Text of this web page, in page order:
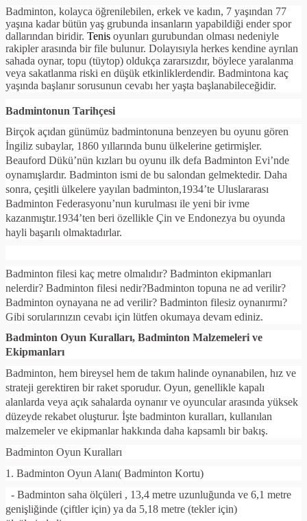
Badminton, kolayca öğrenilebilen, erkek ve kadın, 7 yaşından 77
yaşına kadar bütün yaş grubunda insanların yapabildiği ender spor
dallarından biridir. Tenis oyunları gurubundan olması nedeniyle
rakipler arasında bir file bulunur. Dolayısıyla herkes kendine ayrılan
sahada oynar, topu (tüytop) oldukça zararsızdır, böylece yaralanma
veya sakatlanma riski en düşük etkinliklerdendir. Badmintona kaç
yaşında başlanır sorusunun cevabı her yaşta başlanabileceğidir.
Badmintonun Tarihçesi
Birçok açıdan günümüz badmintonuna benzeyen bu oyunu gören
İngiliz subaylar, 1860 yıllarında bunu ülkelerine getirmişler.
Beauford Dükü’nün kızları bu oyunu ilk defa Badminton Evi’nde
oynamışlardır. Badminton ismi de bu salondan gelmektedir. Daha
sonra, çeşitli ülkelere yayılan badminton,1934’te Uluslararası
Badminton Federasyonu’nun kurulması ile yeni bir ivme
kazanmıştır.1934’ten beri özellikle Çin ve Endonezya bu oyunda
hayli başarılı olmaktadırlar.
Badminton filesi kaç metre olmalıdır? Badminton ekipmanları
nelerdir? Badminton filesi nedir?Badminton topuna ne ad verilir?
Badminton oynayana ne ad verilir? Badminton filesiz oynanırmı?
Gibi sorularınızın cevabı için lütfen okumaya devam ediniz.
Badminton Oyun Kuralları, Badminton Malzemeleri ve
Ekipmanları
Badminton, hem bireysel hem de takım halinde oynanabilen, hız ve
strateji gerektiren bir raket sporudur. Oyun, genellikle kapalı
alanlarda veya açık sahalarda oynanır ve oyuncular arasında yüksek
düzeyde rekabet oluşturur. İşte badminton kuralları, kullanılan
malzemeler ve ekipmanlar hakkında daha kapsamlı bir bakış.
Badminton Oyun Kuralları
1. Badminton Oyun Alanı( Badminton Kortu)
- Badminton saha ölçüleri , 13,4 metre uzunluğunda ve 6,1 metre
genişliğinde (çiftler için) ya da 5,18 metre (tekler için)